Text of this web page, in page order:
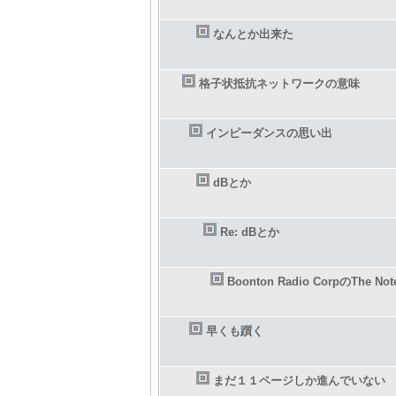
なんとか出来た
格子状抵抗ネットワークの意味
インピーダンスの思い出
dBとか
Re: dBとか
Boonton Radio CorpのThe
早くも躓く
まだ１１ページしか進んでいない